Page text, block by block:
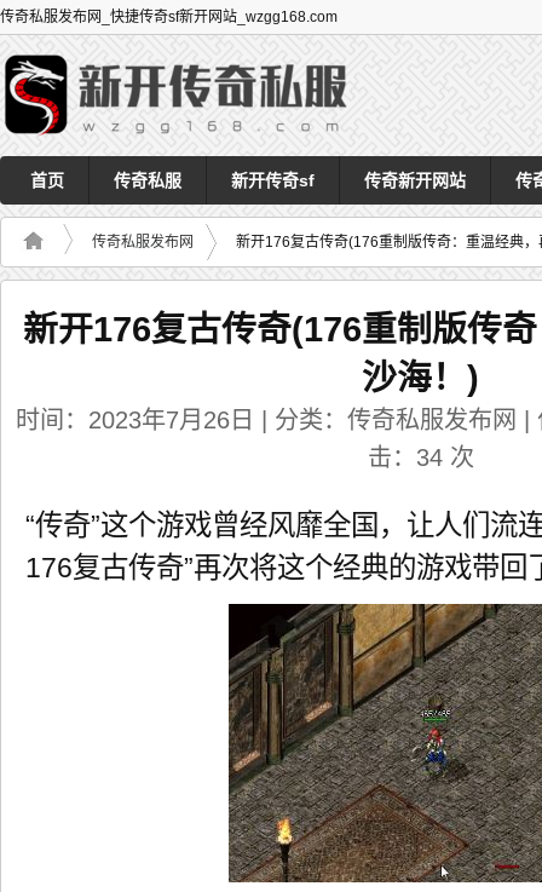
传奇私服发布网_快捷传奇sf新开网站_wzgg168.com
首页 传奇私服 新开传奇sf 传奇新开网站 传
传奇私服发布网 新开176复古传奇(176重制版传奇：重温经典
新开176复古传奇(176重制版传
沙海！)
时间：2023年7月26日 | 分类：传奇私服发布网
击： 34 次
“传奇”这个游戏曾经风靡全国，让人们流
176复古传奇”再次将这个经典的游戏带回